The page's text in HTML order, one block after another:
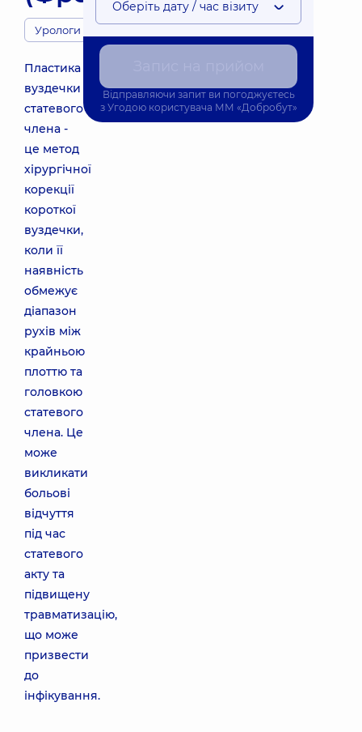
Урологи
Пластика
вуздечки
статевого
члена -
це метод
хірургічної
корекції
короткої
вуздечки,
коли її
наявність
обмежує
діапазон
рухів між
крайньою
плоттю та
головкою
статевого
члена. Це
може
викликати
больові
відчуття
під час
статевого
акту та
підвищену
травматизацію,
що може
призвести
до
інфікування.
Оберіть дату / час візиту
Відправляючи запит ви погоджуєтесь
з Угодою користувача ММ «Добробут»